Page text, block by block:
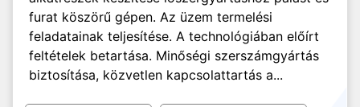
furat köszörű gépen. Az üzem termelési
feladatainak teljesítése. A technológiában előírt
feltételek betartása. Minőségi szerszámgyártás
biztosítása, közvetlen kapcsolattartás a...